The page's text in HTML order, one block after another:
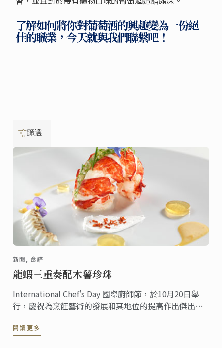
了解如何將你對葡萄酒的興趣變為一份絕
佳的職業，今天就與我們聯繫吧！
篩選
新聞, 食譜
龍蝦三重奏配木薯珍珠
International Chef's Day 國際廚師節，於10月20日舉
行，慶祝為烹飪藝術的發展和其地位的提高作出傑出貢
世界廚師協會（WACS）創辦的，該協會成員為來自世界
閱讀更多